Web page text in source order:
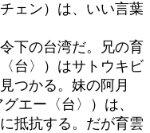
ェン）は、いい言葉
下の台湾だ。兄の育
台〉）はサトウキビ
つかる。妹の阿月
エー〈台〉）は、
抵抗する。だが育雲